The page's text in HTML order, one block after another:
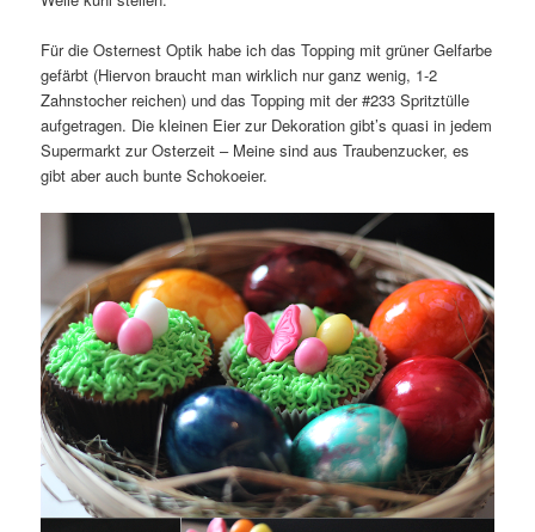
Für die Osternest Optik habe ich das Topping mit grüner Gelfarbe
gefärbt (Hiervon braucht man wirklich nur ganz wenig, 1-2
Zahnstocher reichen) und das Topping mit der #233 Spritztülle
aufgetragen. Die kleinen Eier zur Dekoration gibt’s quasi in jedem
Supermarkt zur Osterzeit – Meine sind aus Traubenzucker, es
gibt aber auch bunte Schokoeier.